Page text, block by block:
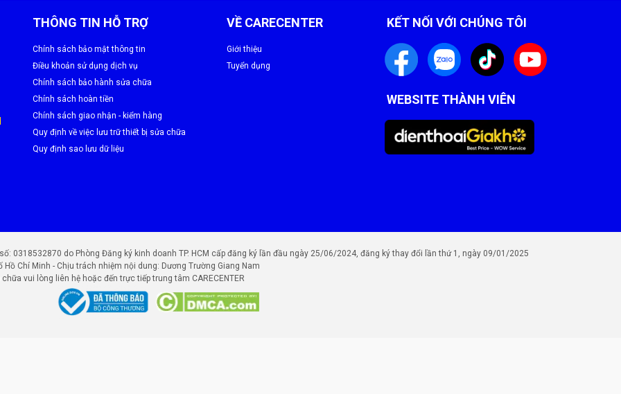
nhật mới nhất)
THÔNG TIN HỖ TRỢ
Chính sách bảo mật thông tin
Điều khoản sử dụng dịch vụ
Chính sách bảo hành sửa chữa
Chính sách hoàn tiền
Chính sách giao nhận - kiểm hàng
Quy định về việc lưu trữ thiết bị sửa chữa
Quy định sao lưu dữ liệu
VỀ CARECENTER
Giới thiệu
Tuyển dụng
KẾT NỐI VỚI CHÚNG TÔI
WEBSITE THÀNH VIÊN
số: 0318532870 do Phòng Đăng ký kinh doanh TP. HCM cấp đăng ký lần đầu ngày 25/06/2024, đăng ký thay đổi lần thứ 1, ngày 09/01/2025
Chí Minh - Chịu trách nhiệm nội dung: Dương Trường Giang Nam
vui lòng liên hệ hoặc đến trực tiếp trung tâm CARECENTER